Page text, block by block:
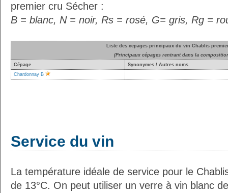
premier cru Sécher :
B = blanc, N = noir, Rs = rosé, G= gris, Rg =
Liste des cepages principaux du vin Chablis
(Principaux cépages rentrant dans la
Cépage
Synonymes / Autres noms
Chardonnay B
Service du vin
La température idéale de service pour le
de 13°C. On peut utiliser un verre à vin blanc